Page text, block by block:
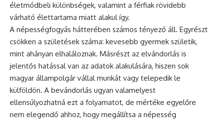
életmódbeli különbségek, valamint a férfiak rövidebb
várható élettartama miatt alakul így.
A népességfogyás hátterében számos tényező áll. Egyrészt
csökken a születések száma: kevesebb gyermek születik,
mint ahányan elhaláloznak. Másrészt az elvándorlás is
jelentős hatással van az adatok alakulására, hiszen sok
magyar állampolgár vállal munkát vagy telepedik le
külföldön. A bevándorlás ugyan valamelyest
ellensúlyozhatná ezt a folyamatot, de mértéke egyelőre
nem elegendő ahhoz, hogy megállítsa a népesség